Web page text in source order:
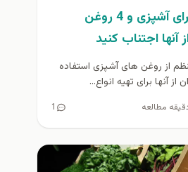
4 روغن سالم برای آشپزی و 4 روغن
آنها اجتناب کنید
از روغن های آشپزی استفاده
از آنها برای تهیه انواع...
1